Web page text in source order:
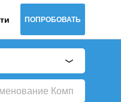
ПОПРОБОВАТЬ